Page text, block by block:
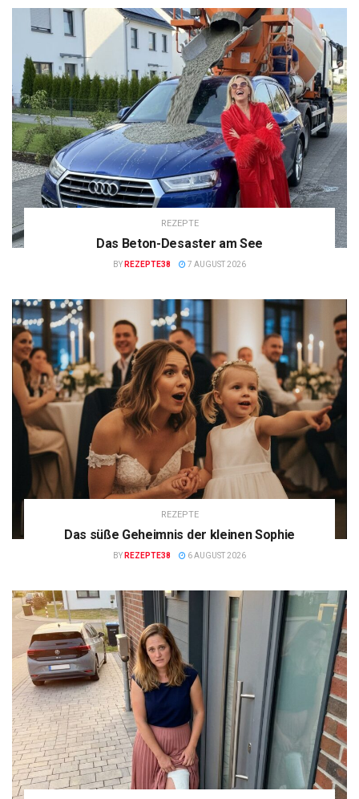
REZEPTE
Das Beton-Desaster am See
BY REZEPTE38 7 AUGUST 2026
REZEPTE
Das süße Geheimnis der kleinen Sophie
BY REZEPTE38 6 AUGUST 2026